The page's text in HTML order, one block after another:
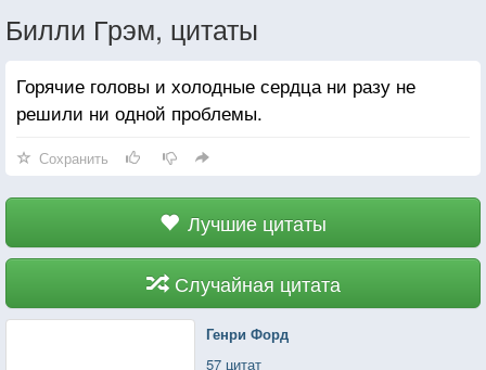
Билли Грэм, цитаты
Горячие головы и холодные сердца ни разу не
решили ни одной проблемы.
Сохранить
Лучшие цитаты
Случайная цитата
Генри Форд
57 цитат